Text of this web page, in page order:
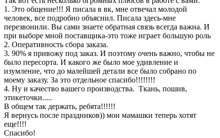
1. Это общение!!! Я писала в вк, мне отвечал молодой
человек, все подробно объяснил. Писала здесь-мне
перезвонили. Вы сами знаете обратная связь всегда важна. И
при выборе мной поставщика-это тоже играет большую роль
2. Оперативность сбора заказа.
3. 90% я привожу под заказ. И поэтому очень важно, чтобы не
было пересорта. И какого же было мое удивление и
изумление, что до малейшей детали все было собрано по
моему заказу. За это отдельное спасибо!!!!!!!!
4. Ну и качество вашего производства. Ткань, пошив,
этикеточки.....
В общем так держать, ребята!!!!!!
Я вернусь после праздников)) мои мамашки теперь хотят
еще!!!!
Спасибо!